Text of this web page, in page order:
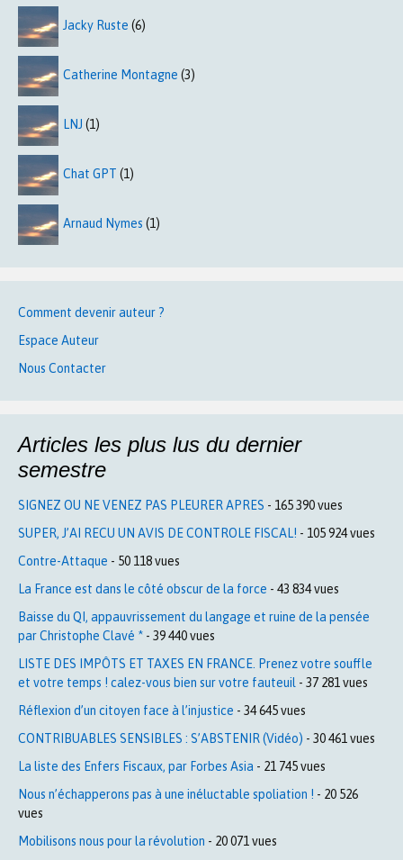
Jacky Ruste (6)
Catherine Montagne (3)
LNJ (1)
Chat GPT (1)
Arnaud Nymes (1)
Comment devenir auteur ?
Espace Auteur
Nous Contacter
Articles les plus lus du dernier
semestre
SIGNEZ OU NE VENEZ PAS PLEURER APRES - 165 390 vues
SUPER, J’AI RECU UN AVIS DE CONTROLE FISCAL! - 105 924 vues
Contre-Attaque - 50 118 vues
La France est dans le côté obscur de la force - 43 834 vues
Baisse du QI, appauvrissement du langage et ruine de la pensée
par Christophe Clavé * - 39 440 vues
LISTE DES IMPÔTS ET TAXES EN FRANCE. Prenez votre souffle
et votre temps ! calez-vous bien sur votre fauteuil - 37 281 vues
Réflexion d’un citoyen face à l’injustice - 34 645 vues
CONTRIBUABLES SENSIBLES : S’ABSTENIR (Vidéo) - 30 461 vues
La liste des Enfers Fiscaux, par Forbes Asia - 21 745 vues
Nous n’échapperons pas à une inéluctable spoliation ! - 20 526
vues
Mobilisons nous pour la révolution - 20 071 vues